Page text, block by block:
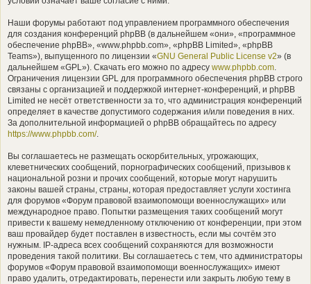
Наши форумы работают под управлением программного обеспечения
для создания конференций phpBB (в дальнейшем «они», «программное
обеспечение phpBB», «www.phpbb.com», «phpBB Limited», «phpBB
Teams»), выпущенного по лицензии «GNU General Public License v2» (в
дальнейшем «GPL»). Скачать его можно по адресу www.phpbb.com.
Ограничения лицензии GPL для программного обеспечения phpBB строго
связаны с организацией и поддержкой интернет-конференций, и phpBB
Limited не несёт ответственности за то, что администрация конференций
определяет в качестве допустимого содержания и/или поведения в них.
За дополнительной информацией о phpBB обращайтесь по адресу
https://www.phpbb.com/.
Вы соглашаетесь не размещать оскорбительных, угрожающих,
клеветнических сообщений, порнографических сообщений, призывов к
национальной розни и прочих сообщений, которые могут нарушить
законы вашей страны, страны, которая предоставляет услуги хостинга
для форумов «Форум правовой взаимопомощи военнослужащих» или
международное право. Попытки размещения таких сообщений могут
привести к вашему немедленному отключению от конференции, при этом
ваш провайдер будет поставлен в известность, если мы сочтём это
нужным. IP-адреса всех сообщений сохраняются для возможности
проведения такой политики. Вы соглашаетесь с тем, что администраторы
форумов «Форум правовой взаимопомощи военнослужащих» имеют
право удалить, отредактировать, перенести или закрыть любую тему в